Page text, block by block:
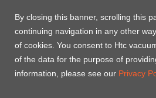
転可能)
By closing this banner, scrolling this
continuing navigation in any other
of cookies. You consent to Htc
of the data for the purpose of
information, please see our Privacy